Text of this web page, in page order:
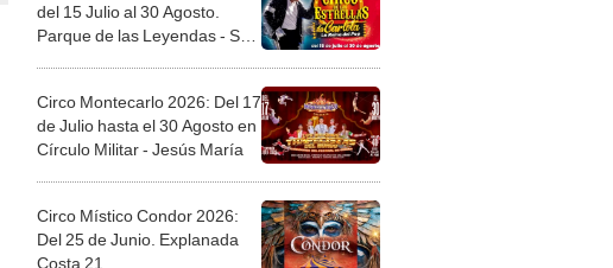
del 15 Julio al 30 Agosto.
Parque de las Leyendas - San
Circo Montecarlo 2026: Del 17
de Julio hasta el 30 Agosto en
Círculo Militar - Jesús María
Circo Místico Condor 2026:
Del 25 de Junio. Explanada
Costa 21